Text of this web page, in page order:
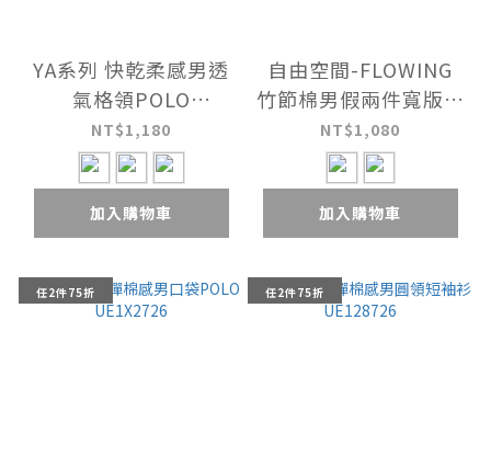
YA系列 快乾柔感男透
氣格領POLO
UE1X1926
NT$1,180
加入購物車
自由空間-FLOWING
竹節棉男假兩件寬版衫
UE127625
NT$1,080
加入購物車
任2件75折 任2件75折